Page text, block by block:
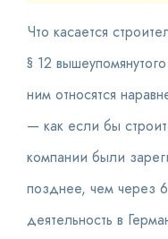
Что касается
§ 12
ним относятся
— как если бы
компании были
позднее, чем через
деятельность в